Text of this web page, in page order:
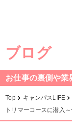
学校法人中村学
ブログ
お仕事の裏側や業
Top
キャンパスLIFE
トリマーコースに潜入